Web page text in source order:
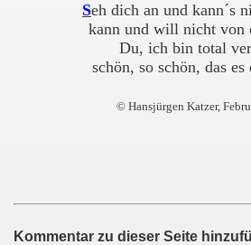
Seh dich an und kann´s
kann und will nicht von
Du, ich bin total
schön, so schön, das
© Hansjürgen Katzer,
Kommentar zu dieser Seite